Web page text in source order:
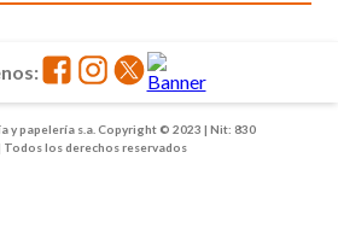
y papelería s.a. Copyright © 2023 | Nit: 830
Todos los derechos reservados